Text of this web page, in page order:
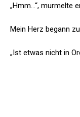
„Hmm…“, murmelte
Mein Herz begann
„Ist etwas nicht in